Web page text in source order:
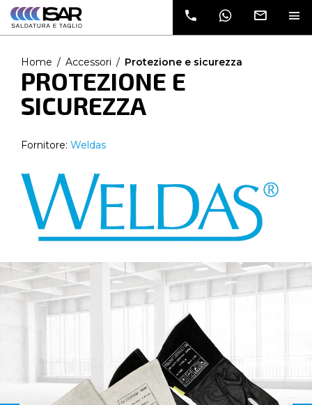
dati e verrai
contatto da
un nostro
Home Accessori Protezione e sicurezza
PROTEZIONE E
SICUREZZA
Fornitore: Weldas